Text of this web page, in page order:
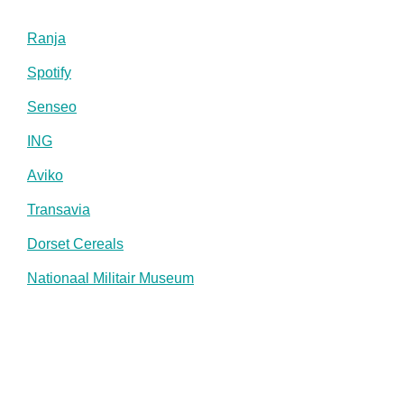
Ranja
Spotify
Senseo
ING
Aviko
Transavia
Dorset Cereals
Nationaal Militair Museum